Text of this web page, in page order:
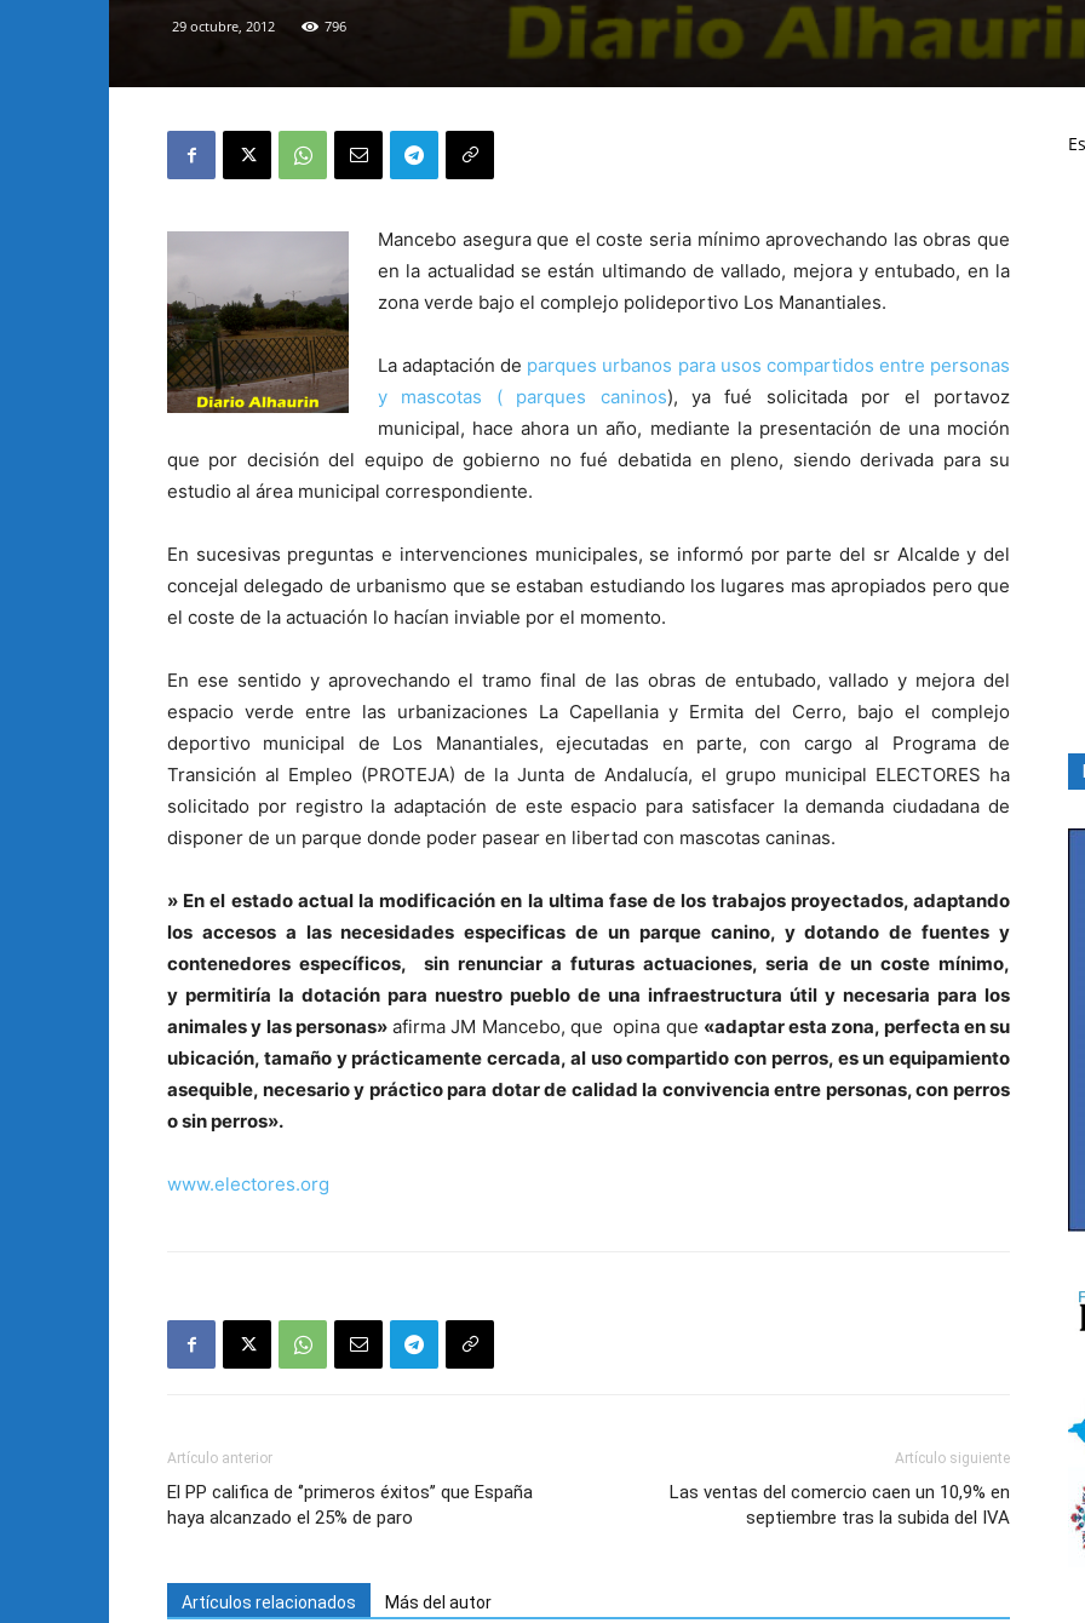
29 octubre, 2012 796
Mancebo asegura que el coste seria mínimo aprovechando las obras que
en la actualidad se están ultimando de vallado, mejora y entubado, en la
zona verde bajo el complejo polideportivo Los Manantiales.
La adaptación de parques urbanos para usos compartidos entre personas
y mascotas ( parques caninos), ya fué solicitada por el portavoz
municipal, hace ahora un año, mediante la presentación de una moción
que por decisión del equipo de gobierno no fué debatida en pleno, siendo derivada para su
estudio al área municipal correspondiente.
En sucesivas preguntas e intervenciones municipales, se informó por parte del sr Alcalde y del
concejal delegado de urbanismo que se estaban estudiando los lugares mas apropiados pero que
el coste de la actuación lo hacían inviable por el momento.
En ese sentido y aprovechando el tramo final de las obras de entubado, vallado y mejora del
espacio verde entre las urbanizaciones La Capellania y Ermita del Cerro, bajo el complejo
deportivo municipal de Los Manantiales, ejecutadas en parte, con cargo al Programa de
Transición al Empleo (PROTEJA) de la Junta de Andalucía, el grupo municipal ELECTORES ha
solicitado por registro la adaptación de este espacio para satisfacer la demanda ciudadana de
disponer de un parque donde poder pasear en libertad con mascotas caninas.
» En el estado actual la modificación en la ultima fase de los trabajos proyectados, adaptando
los accesos a las necesidades especificas de un parque canino, y dotando de fuentes y
contenedores específicos, sin renunciar a futuras actuaciones, seria de un coste mínimo,
y permitiría la dotación para nuestro pueblo de una infraestructura útil y necesaria para los
animales y las personas»afirma JM Mancebo, que opina que «adaptar esta zona, perfecta en su
ubicación, tamaño y prácticamente cercada, al uso compartido con perros, es un equipamiento
asequible, necesario y práctico para dotar de calidad la convivencia entre personas, con perros
o sin perros».
www.electores.org
Artículo anterior
El PP califica de ‘’primeros éxitos’’ que España
haya alcanzado el 25% de paro
Artículo siguiente
Las ventas del comercio caen un 10,9% en
septiembre tras la subida del IVA
Artículos relacionados Más del autor